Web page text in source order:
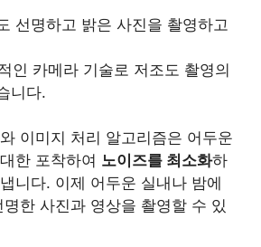
선명하고 밝은 사진을 촬영하고
인 카메라 기술로 저조도 촬영의
니다.
이미지 처리 알고리즘은 어두운
한 포착하여 노이즈를 최소화하
니다. 이제 어두운 실내나 밤에
한 사진과 영상을 촬영할 수 있